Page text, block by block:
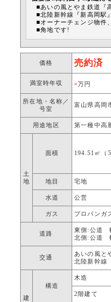
■あいの風とやま鉄道『
■北陸新幹線『新高岡駅
■オーナーチェンジ物件
■角地です!
価格 売約済
満室時年収 -万円
所在地・名称／
号室
富山県高岡
用途地区 第一種中高
土
地
面積 194.51㎡（
地目 宅地
水道 公営
ガス プロパンガ
道路
東側:公道
北側:公道
交通
あいの風と
北陸新幹
建
構造
木造
2階建て